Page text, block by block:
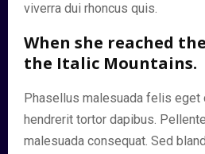
viverra dui rhoncus quis.
When she reached
the Italic Mountains.
Phasellus malesuada felis eget
hendrerit tortor dapibus.
malesuada consequat. Sed